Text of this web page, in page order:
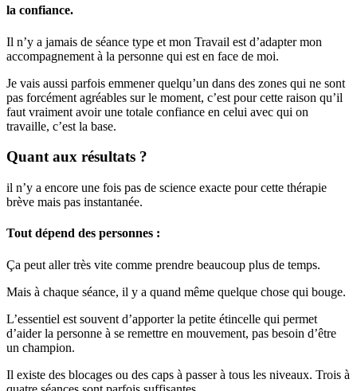
la confiance.
Il n’y a jamais de séance type et mon Travail est d’adapter mon
accompagnement à la personne qui est en face de moi.
Je vais aussi parfois emmener quelqu’un dans des zones qui ne sont
pas forcément agréables sur le moment, c’est pour cette raison qu’il
faut vraiment avoir une totale confiance en celui avec qui on
travaille, c’est la base.
Quant aux résultats ?
il n’y a encore une fois pas de science exacte pour cette thérapie
brève mais pas instantanée.
Tout dépend des personnes :
Ça peut aller très vite comme prendre beaucoup plus de temps.
Mais à chaque séance, il y a quand même quelque chose qui bouge.
L’essentiel est souvent d’apporter la petite étincelle qui permet
d’aider la personne à se remettre en mouvement, pas besoin d’être
un champion.
Il existe des blocages ou des caps à passer à tous les niveaux. Trois à